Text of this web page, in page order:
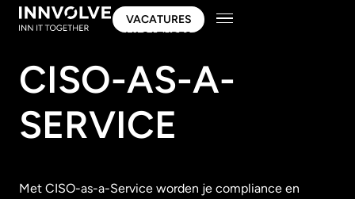
VACATURES
VACATURES
CISO-AS-A-
SERVICE
Met CISO-as-a-Service worden je compliance en